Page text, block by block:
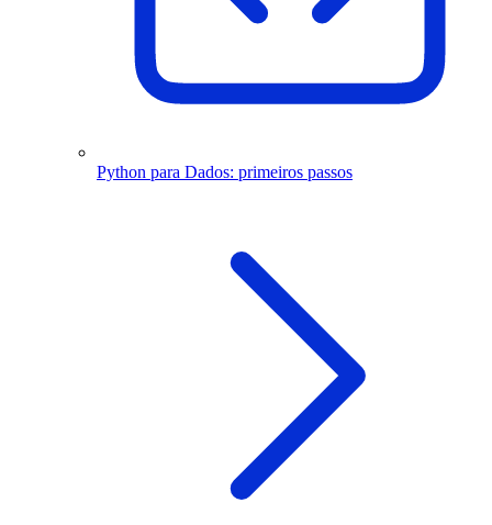
Python para Dados: primeiros passos